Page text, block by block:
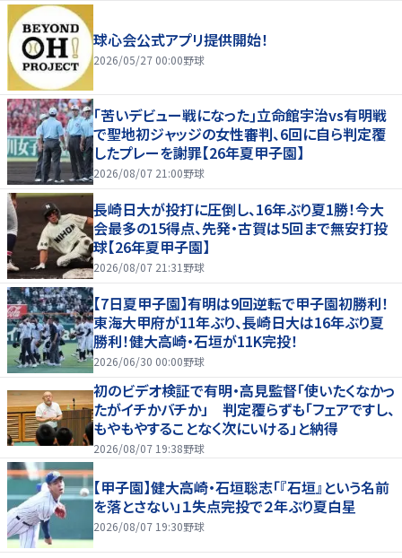
球心会公式アプリ提供開始！
2026/05/27 00:00野球
｢苦いデビュー戦になった｣立命館宇治vs有明戦
で聖地初ジャッジの女性審判、6回に自ら判定覆
したプレーを謝罪【26年夏甲子園】
2026/08/07 21:00野球
長崎日大が投打に圧倒し、16年ぶり夏1勝！今大
会最多の15得点、先発・古賀は5回まで無安打投
球【26年夏甲子園】
2026/08/07 21:31 野球
【7日夏甲子園】有明は9回逆転で甲子園初勝利！
東海大甲府が11年ぶり、長崎日大は16年ぶり夏
勝利！健大高崎・石垣が11K完投！
2026/06/30 00:00野球
初のビデオ検証で有明・高見監督「使いたくなかっ
たがイチかバチか」 判定覆らずも「フェアですし、
もやもやすることなく次にいける」と納得
2026/08/07 19:38野球
【甲子園】健大高崎・石垣聡志「『石垣』という名前
を落とさない」１失点完投で２年ぶり夏白星
2026/08/07 19:30野球